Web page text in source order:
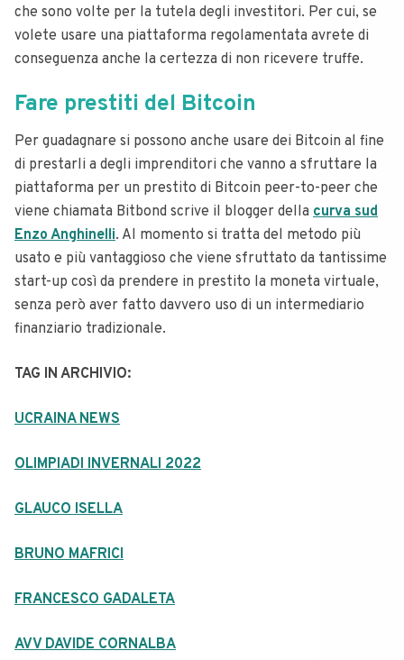
che sono volte per la tutela degli investitori. Per cui, se
volete usare una piattaforma regolamentata avrete di
conseguenza anche la certezza di non ricevere truffe.
Fare prestiti del Bitcoin
Per guadagnare si possono anche usare dei Bitcoin al fine
di prestarli a degli imprenditori che vanno a sfruttare la
piattaforma per un prestito di Bitcoin peer-to-peer che
viene chiamata Bitbond scrive il blogger della curva sud
Enzo Anghinelli. Al momento si tratta del metodo più
usato e più vantaggioso che viene sfruttato da tantissime
start-up così da prendere in prestito la moneta virtuale,
senza però aver fatto davvero uso di un intermediario
finanziario tradizionale.
TAG IN ARCHIVIO:
UCRAINA NEWS
OLIMPIADI INVERNALI 2022
GLAUCO ISELLA
BRUNO MAFRICI
FRANCESCO GADALETA
AVV DAVIDE CORNALBA